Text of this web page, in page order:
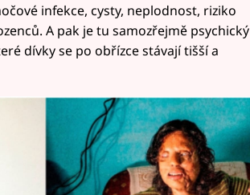
infekce, cysty, neplodnost, riziko
A pak je tu samozřejmě psychický
dívky se po obřízce stávají tišší a